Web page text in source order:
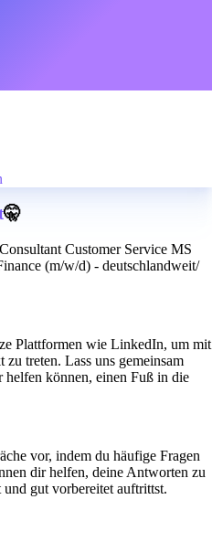
🤫
Customer Service MS
(m/w/d) - deutschlandweit/
Plattformen wie LinkedIn, um mit
treten. Lass uns gemeinsam
helfen können, einen Fuß in die
vor, indem du häufige Fragen
dir helfen, deine Antworten zu
gut vorbereitet auftrittst.